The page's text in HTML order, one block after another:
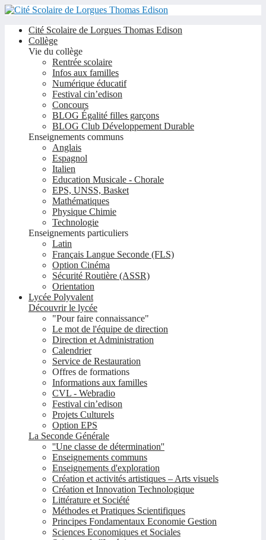
Cité Scolaire de Lorgues Thomas Edison
Collège
Vie du collège
Rentrée scolaire
Infos aux familles
Numérique éducatif
Festival cin’edison
Concours
BLOG Égalité filles garçons
BLOG Club Développement Durable
Enseignements communs
Anglais
Espagnol
Italien
Education Musicale - Chorale
EPS, UNSS, Basket
Mathématiques
Physique Chimie
Technologie
Enseignements particuliers
Latin
Français Langue Seconde (FLS)
Option Cinéma
Sécurité Routière (ASSR)
Orientation
Lycée Polyvalent
Découvrir le lycée
"Pour faire connaissance"
Le mot de l'équipe de direction
Direction et Administration
Calendrier
Service de Restauration
Offres de formations
Informations aux familles
CVL - Webradio
Festival cin’edison
Projets Culturels
Option EPS
La Seconde Générale
''Une classe de détermination''
Enseignements communs
Enseignements d'exploration
Création et activités artistiques – Arts visuels
Création et Innovation Technologique
Littérature et Société
Méthodes et Pratiques Scientifiques
Principes Fondamentaux Economie Gestion
Sciences Economiques et Sociales